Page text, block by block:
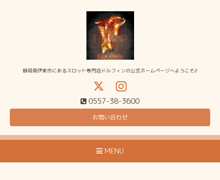
静岡県伊東市にあるスロット専門店ドルフィンの公式ホームページへようこそ♪
0557-38-3600
お問い合わせ
MENU